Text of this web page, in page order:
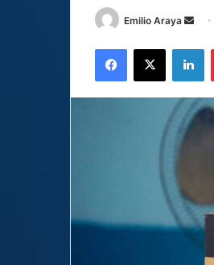
Emilio Araya
Facebook
X